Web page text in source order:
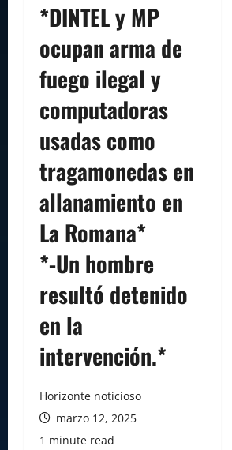
*DINTEL y MP
ocupan arma de
fuego ilegal y
computadoras
usadas como
tragamonedas en
allanamiento en
La Romana*
*-Un hombre
resultó detenido
en la
intervención.*
Horizonte noticioso
marzo 12, 2025
1 minute read